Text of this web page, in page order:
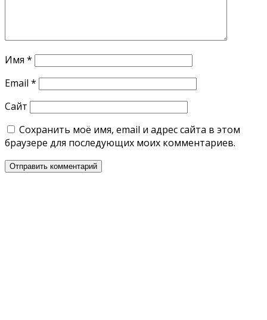
Имя *
Email *
Сайт
Сохранить моё имя, email и адрес сайта в этом
браузере для последующих моих комментариев.